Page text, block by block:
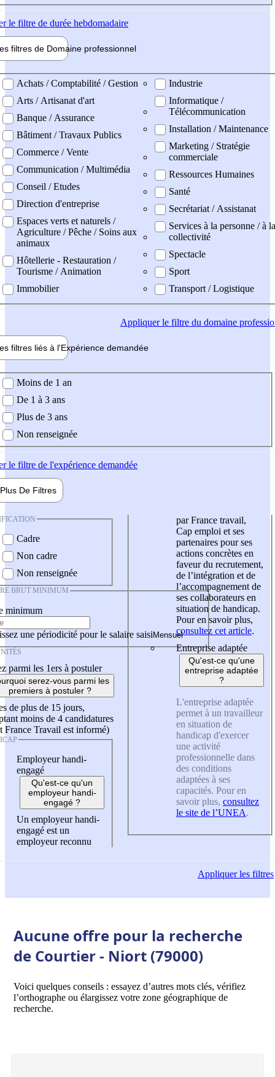
le filtre de durée hebdomadaire
filtres de Domaine professionnel
professionel
Achats / Comptabilité / Gestion
Arts / Artisanat d'art
Banque / Assurance
Bâtiment / Travaux Publics
Commerce / Vente
Communication / Multimédia
Conseil / Etudes
Direction d'entreprise
Espaces verts et naturels /
Agriculture / Pêche / Soins aux
animaux
Hôtellerie - Restauration /
Tourisme / Animation
Immobilier
Industrie
Informatique /
Télécommunication
Installation / Maintenance
Marketing / Stratégie
commerciale
Ressources Humaines
Santé
Secrétariat / Assistanat
Services à la personne / à la
collectivité
Spectacle
Sport
Transport / Logistique
Appliquerle filtre du domaine
filtres liés à l'Expérience demandée
demandée
Moins de 1 an
De 1 à 3 ans
Plus de 3 ans
Non renseignée
le filtre de l'expérience demandée
Plus De Filtres
Cadre
Non cadre
Non renseignée
BRUT MINIMUM
minimum
une périodicité pour le salaire saisi
parmi les 1ers à postuler
serez-vous parmi les
premiers à postuler ?
de plus de 15 jours,
moins de 4 candidatures
France Travail est informé)
Employeur handi-
engagé
Qu'est-ce qu'un
employeur handi-
engagé ?
Un employeur handi-
engagé est un
employeur reconnu
par France travail,
Cap emploi et ses
partenaires pour ses
actions concrètes en
faveur du recrutement,
de l’intégration et de
l’accompagnement de
ses collaborateurs en
situation de handicap.
Pour en savoir plus,
consultez cet article.
Entreprise adaptée
Qu'est-ce qu'une
entreprise adaptée
?
L'entreprise adaptée
permet à un travailleur
en situation de
handicap d'exercer
une activité
professionnelle dans
des conditions
adaptées à ses
capacités. Pour en
savoir plus, consultez
le site de l’UNEA.
Appliquerles filtres
Aucune offre pour la recherche
de Courtier - Niort (79000)
Voici quelques conseils : essayez d’autres mots clés, vérifiez
l’orthographe ou élargissez votre zone géographique de
recherche.